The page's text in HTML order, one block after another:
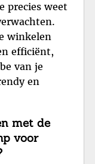
precies weet
winkelen
efficiënt,
van je
en
met de
voor